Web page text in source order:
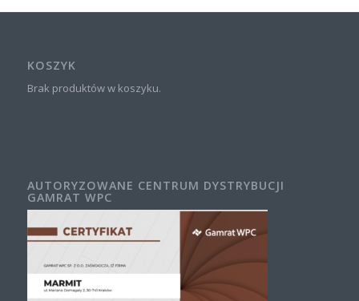
KOSZYK
Brak produktów w koszyku.
AUTORYZOWANE CENTRUM DYSTRYBUCJI
GAMRAT WPC